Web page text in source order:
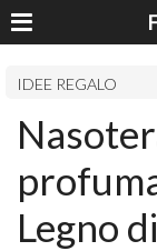
IDEE REGALO
Legno